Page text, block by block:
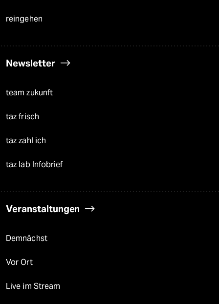
reingehen
Newsletter
team zukunft
taz frisch
taz zahl ich
taz lab Infobrief
Veranstaltungen
Demnächst
Vor Ort
Live im Stream